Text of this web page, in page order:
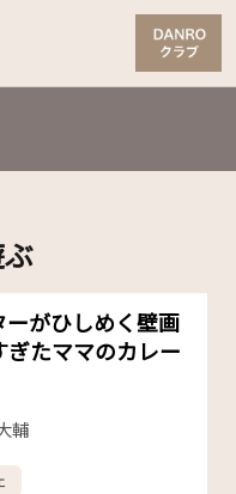
がひしめく壁画
ぎたママのカレー
輔